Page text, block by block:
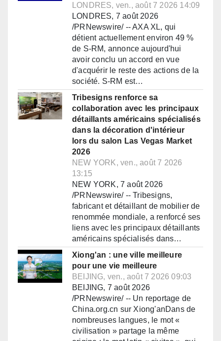
LONDRES, ven., août 7 2026 14:09
LONDRES, 7 août 2026
/PRNewswire/ -- AXA XL, qui
détient actuellement environ 49 %
de S-RM, annonce aujourd'hui
avoir conclu un accord en vue
d'acquérir le reste des actions de la
société. S-RM est…
Tribesigns renforce sa
collaboration avec les principaux
détaillants américains spécialisés
dans la décoration d'intérieur
lors du salon Las Vegas Market
2026
NEW YORK, ven., août 7 2026
13:15
NEW YORK, 7 août 2026
/PRNewswire/ -- Tribesigns,
fabricant et détaillant de mobilier de
renommée mondiale, a renforcé ses
liens avec les principaux détaillants
américains spécialisés dans…
Xiong'an : une ville meilleure
pour une vie meilleure
BEIJING, ven., août 7 2026 09:03
BEIJING, 7 août 2026
/PRNewswire/ -- Un reportage de
China.org.cn sur Xiong'anDans de
nombreuses langues, le mot «
civilisation » partage la même